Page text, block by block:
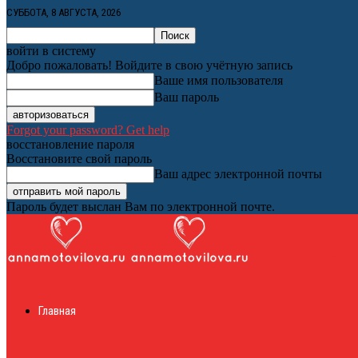
СУББОТА, 8 АВГУСТА, 2026
войти в систему
Добро пожаловать! Войдите в свою учётную запись
Ваше имя пользователя
Ваш пароль
Forgot your password? Get help
восстановление пароля
Восстановите свой пароль
Ваш адрес электронной почты
Пароль будет выслан Вам по электронной почте.
Главная